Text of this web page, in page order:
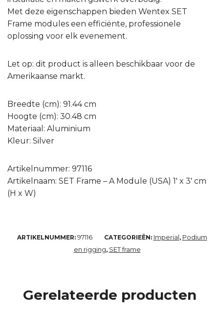
Met deze eigenschappen bieden Wentex SET
Frame modules een efficiënte, professionele
oplossing voor elk evenement.
Let op: dit product is alleen beschikbaar voor de
Amerikaanse markt.
Breedte (cm): 91.44 cm
Hoogte (cm): 30.48 cm
Materiaal: Aluminium
Kleur: Silver
Artikelnummer: 97116
Artikelnaam: SET Frame – A Module (USA) 1′ x 3′ cm
(H x W)
ARTIKELNUMMER: 97116 CATEGORIEËN: Imperial, Podium
en rigging, SET frame
Gerelateerde producten